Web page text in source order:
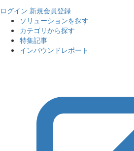
ログイン 新規会員登録
ソリューションを探す
カテゴリから探す
特集記事
インバウンドレポート